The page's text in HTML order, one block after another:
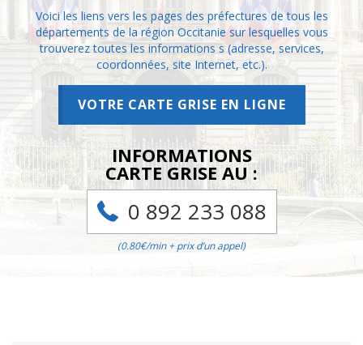
Voici les liens vers les pages des préfectures de tous les
départements de la région Occitanie sur lesquelles vous
trouverez toutes les informations s (adresse, services,
coordonnées, site Internet, etc.).
VOTRE CARTE GRISE EN LIGNE
INFORMATIONS
CARTE GRISE AU :
0 892 233 088
(0.80€/min + prix d’un appel)